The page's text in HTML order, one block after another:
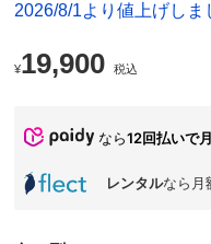
2026/8/1より値上げしま
¥19,900 税込
なら12回払いで
レンタルなら月